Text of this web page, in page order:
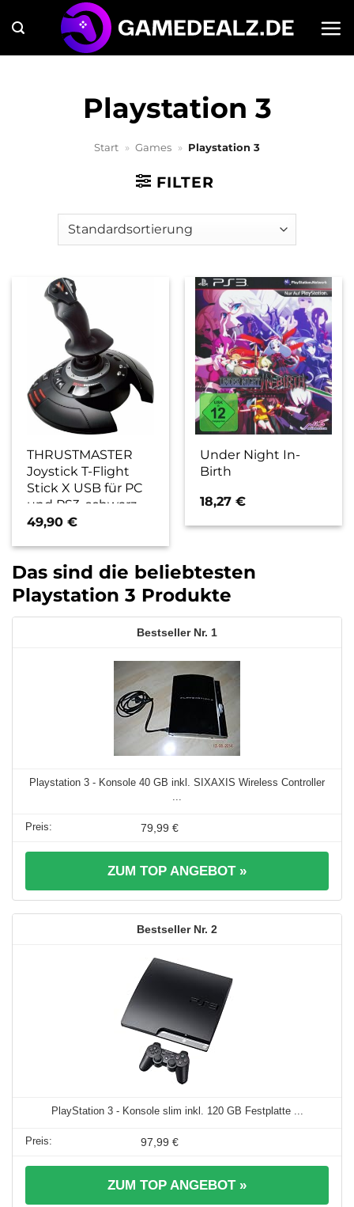
Inhalt
springen
Playstation 3
Start » Games » Playstation 3
FILTER
THRUSTMASTER
Joystick T-Flight
Stick X USB für PC
und PS3, schwarz
49,90€
Under Night In-
Birth
18,27€
Das sind die beliebtesten
Playstation 3 Produkte
1
Playstation 3 - Konsole 40 GB inkl. SIXAXIS Wireless Controller
79,99 €
ZUM TOP ANGEBOT »
2
PlayStation 3 - Konsole slim inkl. 120 GB Festplatte ...
97,99 €
ZUM TOP ANGEBOT »